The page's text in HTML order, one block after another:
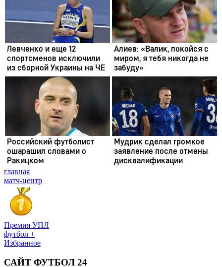
главная
матч-центр
Премия УПЛ
футбол +
Избранное
САЙТ ФУТБОЛ 24